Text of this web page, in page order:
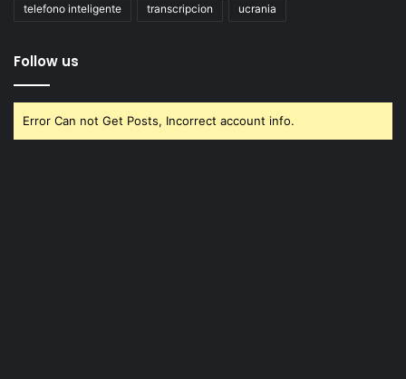
telefono inteligente transcripcion ucrania
Follow us
Error Can not Get Posts, Incorrect account info.